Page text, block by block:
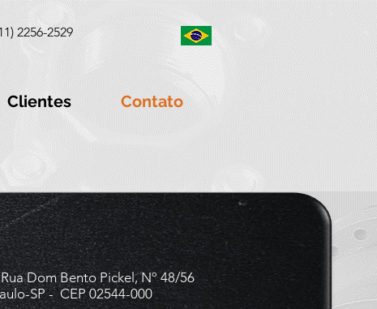
2256-2529
Clientes Contato
Dom Bento Pickel, Nº 48/56
SP - CEP 02544-000